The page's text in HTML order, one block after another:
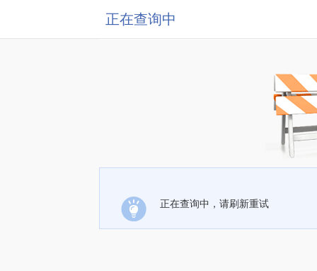
正在查询中
正在查询中，请刷新重试